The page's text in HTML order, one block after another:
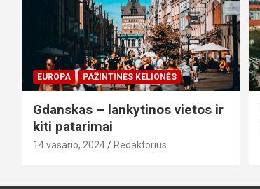
EUROPA PAŽINTINĖS KELIONĖS
Gdanskas – lankytinos vietos ir
kiti patarimai
14 vasario, 2024 Redaktorius